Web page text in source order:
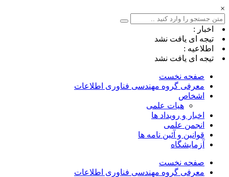
×
اخبار :
تیجه ای یافت نشد
اطلاعیه :
تیجه ای یافت نشد
صفحه نخست
معرفی گروه مهندسی فناوری اطلاعات
اشخاص
هیات علمی
اخبار و رویداد ها
انجمن علمی
قوانین و آئین نامه ها
آزمایشگاه
صفحه نخست
معرفی گروه مهندسی فناوری اطلاعات